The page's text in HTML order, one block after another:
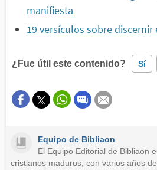
manifiesta
19 versículos sobre discernir
¿Fue útil este contenido? Sí
Este contenido contiene
Otro
Equipo de Bibliaon
El Equipo Editorial de Bibliaon
cristianos maduros, con varios años